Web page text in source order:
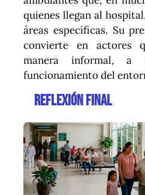
quienes llegan al
áreas específicas. Su
convierte en actores
manera informal, a
funcionamiento del
Reflexión final